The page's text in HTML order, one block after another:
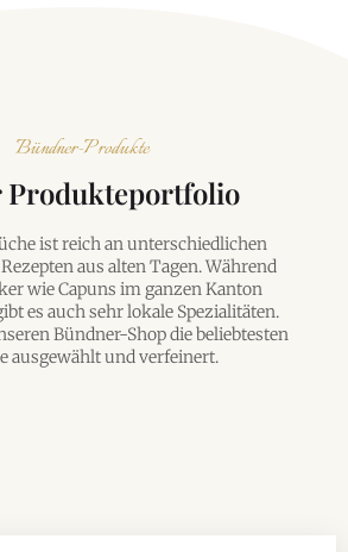
Bündner-Produkte
Produkteportfolio
ist reich an unterschiedlichen
aus alten Tagen. Während
wie Capuns im ganzen Kanton
es auch sehr lokale Spezialitäten.
Bündner-Shop die beliebtesten
ausgewählt und verfeinert.